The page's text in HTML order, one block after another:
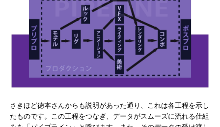
さきほど徳本さんからも説明があった通り、これは各工程を示し
たものです。この工程をつなぎ、データがスムーズに流れる仕組